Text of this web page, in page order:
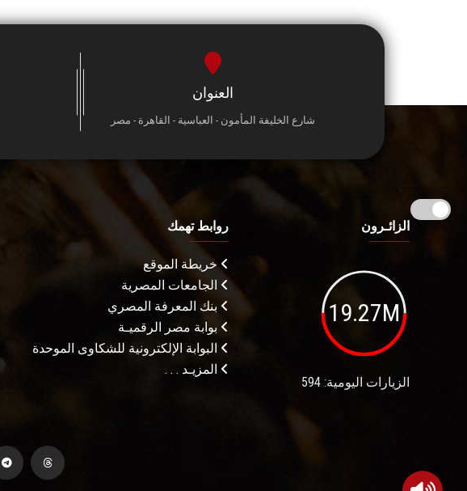
العنوان
شارع الخليفة المأمون - العباسية - القاهرة - مصر
الزائـرون
19.27M
الزيارات اليومية: 594
روابط تهمك
خريطة الموقع
الجامعات المصرية
بنك المعرفة المصري
بوابة مصر الرقميـة
البوابة الإلكترونية للشكاوى الموحدة
المزيـد . . .